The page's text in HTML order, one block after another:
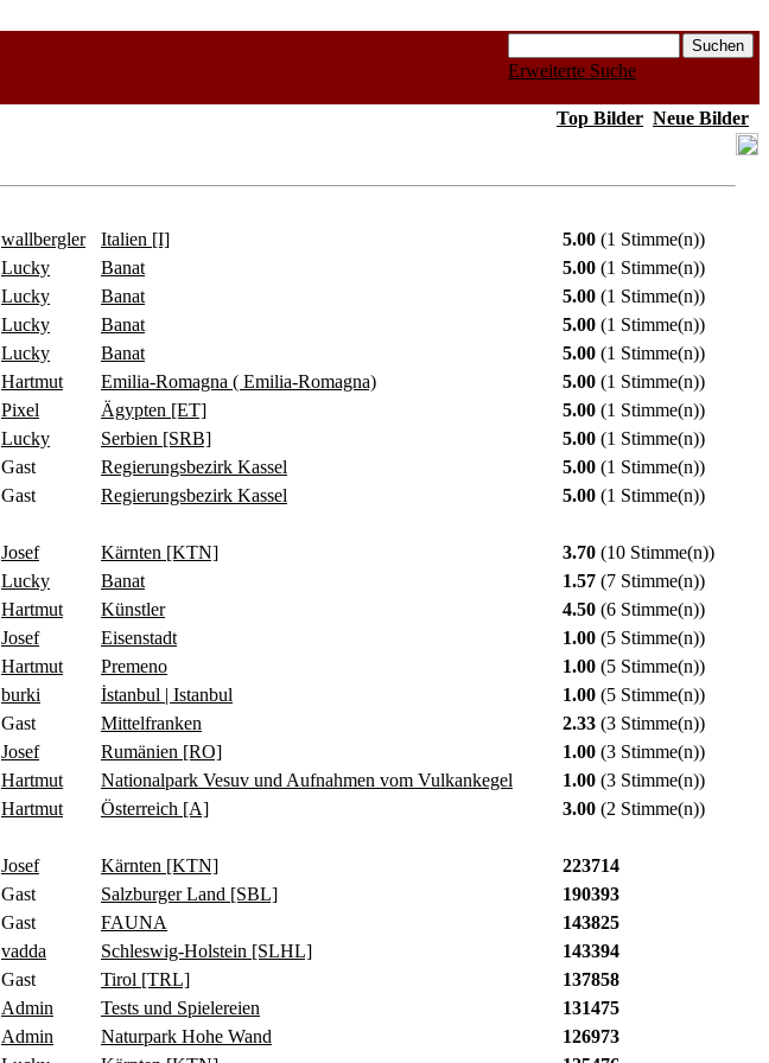
Erweiterte Suche
Top Bilder Neue Bilder
wallbergler Italien [I] 5.00 (1 Stimme(n))
Lucky Banat 5.00 (1 Stimme(n))
Lucky Banat 5.00 (1 Stimme(n))
Lucky Banat 5.00 (1 Stimme(n))
Lucky Banat 5.00 (1 Stimme(n))
Hartmut Emilia-Romagna ( Emilia-Romagna) 5.00 (1 Stimme(n))
Pixel Ägypten [ET] 5.00 (1 Stimme(n))
Lucky Serbien [SRB] 5.00 (1 Stimme(n))
Gast Regierungsbezirk Kassel 5.00 (1 Stimme(n))
Gast Regierungsbezirk Kassel 5.00 (1 Stimme(n))
Josef Kärnten [KTN] 3.70 (10 Stimme(n))
Lucky Banat 1.57 (7 Stimme(n))
Hartmut Künstler 4.50 (6 Stimme(n))
Josef Eisenstadt 1.00 (5 Stimme(n))
Hartmut Premeno 1.00 (5 Stimme(n))
burki İstanbul | Istanbul 1.00 (5 Stimme(n))
Gast Mittelfranken 2.33 (3 Stimme(n))
Josef Rumänien [RO] 1.00 (3 Stimme(n))
Hartmut Nationalpark Vesuv und Aufnahmen vom Vulkankegel 1.00 (3 Stimme(n))
Hartmut Österreich [A] 3.00 (2 Stimme(n))
Josef Kärnten [KTN]
223714
Gast Salzburger Land [SBL]
190393
Gast FAUNA
143825
vadda Schleswig-Holstein [SLHL]
143394
Gast Tirol [TRL]
137858
Admin Tests und Spielereien
131475
Admin Naturpark Hohe Wand
126973